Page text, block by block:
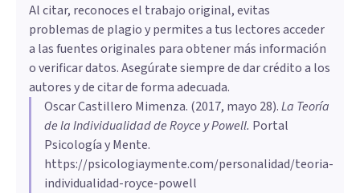
Al citar, reconoces el trabajo original, evitas
problemas de plagio y permites a tus lectores acceder
a las fuentes originales para obtener más información
o verificar datos. Asegúrate siempre de dar crédito a los
autores y de citar de forma adecuada.
Oscar Castillero Mimenza. (2017, mayo 28).La Teoría
de la Individualidad de Royce y Powell. Portal
Psicología y Mente.
https://psicologiaymente.com/personalidad/teoria-
individualidad-royce-powell